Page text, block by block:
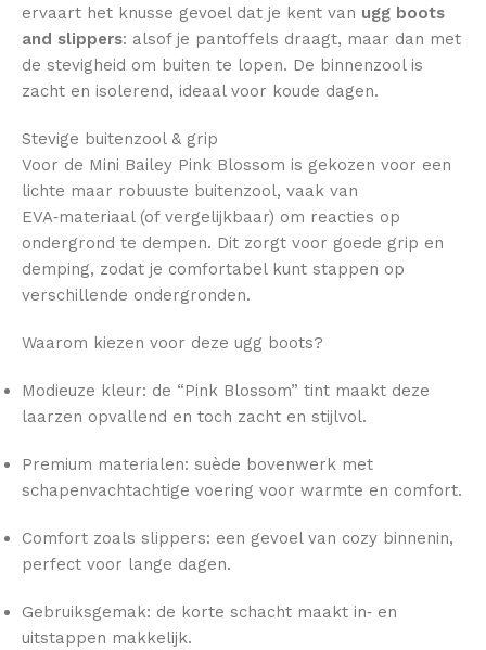
ervaart het knusse gevoel dat je kent van ugg boots
and slippers: alsof je pantoffels draagt, maar dan met
de stevigheid om buiten te lopen. De binnenzool is
zacht en isolerend, ideaal voor koude dagen.
Stevige buitenzool & grip
Voor de Mini Bailey Pink Blossom is gekozen voor een
lichte maar robuuste buitenzool, vaak van
EVA‑materiaal (of vergelijkbaar) om reacties op
ondergrond te dempen. Dit zorgt voor goede grip en
demping, zodat je comfortabel kunt stappen op
verschillende ondergronden.
Waarom kiezen voor deze ugg boots?
Modieuze kleur: de “Pink Blossom” tint maakt deze
laarzen opvallend en toch zacht en stijlvol.
Premium materialen: suède bovenwerk met
schapenvachtachtige voering voor warmte en comfort.
Comfort zoals slippers: een gevoel van cozy binnenin,
perfect voor lange dagen.
Gebruiksgemak: de korte schacht maakt in‑ en
uitstappen makkelijk.